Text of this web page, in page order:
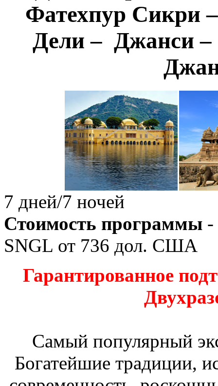
Фатехпур Сикри
Дели – Джанси –
7 дней/7 ночей
Стоимость программы -
SNGL от 736 дол. США
Гарантированное
Самый популярный
Богатейшие традиции,